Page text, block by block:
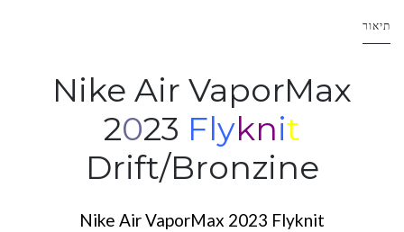
תיאור
Nike Air VaporMax
2023 Flyknit
Drift/Bronzine
Nike Air VaporMax 2023 Flyknit